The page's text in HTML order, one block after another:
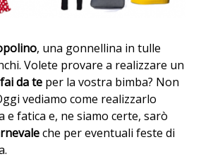
, una gonnellina in tulle
Volete provare a realizzare un
da te per la vostra bimba? Non
vediamo come realizzarlo
e fatica e, ne siamo certe, sarò
che per eventuali feste di